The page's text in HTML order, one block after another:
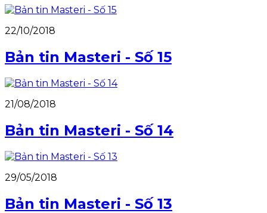
22/10/2018
Bản tin Masteri - Số 15
21/08/2018
Bản tin Masteri - Số 14
29/05/2018
Bản tin Masteri - Số 13